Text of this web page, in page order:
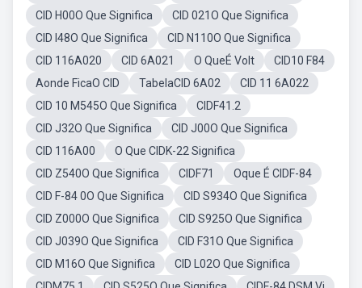
CID H00O Que Significa
CID 021O Que Significa
CID I48O Que Significa
CID N110O Que Significa
CID 116A020
CID 6A021 O QueÉ Volt
CID10 F84
Aonde FicaO CID
TabelaCID 6A02
CID 11 6A022
CID 10 M545O Que Significa
CIDF41.2
CID J32O Que Significa
CID J00O Que Significa
CID 116A00
O Que CIDK-22 Significa
CID Z540O Que Significa
CIDF71
Oque É CIDF-84
CID F-84 0O Que Significa
CID S934O Que Significa
CID Z000O Que Significa
CID S925O Que Significa
CID J039O Que Significa
CID F31O Que Significa
CID M16O Que Significa
CID L02O Que Significa